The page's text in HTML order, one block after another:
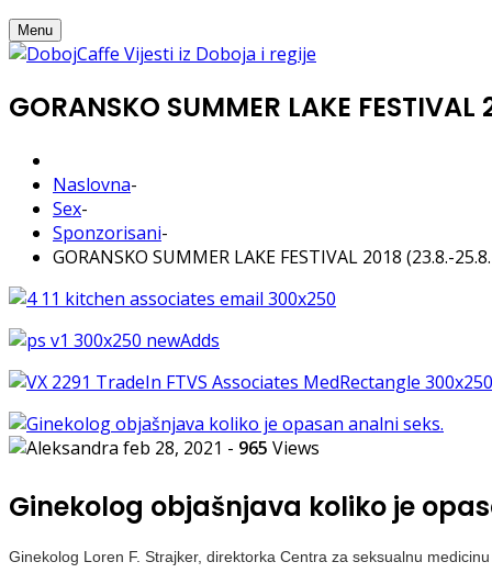
Menu
GORANSKO SUMMER LAKE
Naslovna-
Sex-
Sponzorisani-
GORANSKO SUMMER LAKE FESTIVAL 2018 (23.8.-
feb 28, 2021 - 965 Views
Ginekolog objašnjava koliko je
Ginekolog Loren F. Strajker, direktorka Centra za seksualnu